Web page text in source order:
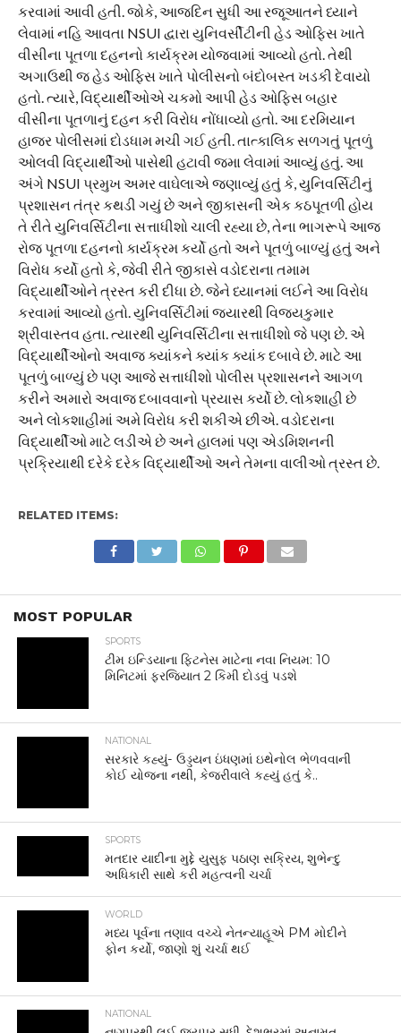
કરવામાં આવી હતી. જોકે, આજદિન સુધી આ રજૂઆતને ધ્યાને
લેવામાં નહિ આવતા NSUI દ્વારા યુનિવર્સીટીની હેડ ઓફિસ ખાતે
વીસીના પૂતળા દહનનો કાર્યક્રમ યોજવામાં આવ્યો હતો. તેથી
અગાઉથી જ હેડ ઓફિસ ખાતે પોલીસનો બંદોબસ્ત ખડકી દેવાયો
હતો. ત્યારે, વિદ્યાર્થીઓએ ચકમો આપી હેડ ઓફિસ બહાર
વીસીના પૂતળાનું દહન કરી વિરોધ નોંધાવ્યો હતો. આ દરમિયાન
હાજર પોલીસમાં દોડધામ મચી ગઈ હતી. તાત્કાલિક સળગતું પૂતળું
ઓલવી વિદ્યાર્થીઓ પાસેથી હટાવી જમા લેવામાં આવ્યું હતું. આ
અંગે NSUI પ્રમુખ અમર વાઘેલાએ જણાવ્યું હતું કે, યુનિવર્સિટીનું
પ્રશાસન તંત્ર કથડી ગયું છે અને જીકાસની એક કઠપૂતળી હોય
તે રીતે યુનિવર્સિટીના સત્તાધીશો ચાલી રહ્યા છે, તેના ભાગરૂપે આજ
રોજ પૂતળા દહનનો કાર્યક્રમ કર્યો હતો અને પૂતળું બાળ્યું હતું અને
વિરોધ કર્યો હતો કે, જેવી રીતે જીકાસે વડોદરાના તમામ
વિદ્યાર્થીઓને ત્રસ્ત કરી દીધા છે. જેને ધ્યાનમાં લઈને આ વિરોધ
કરવામાં આવ્યો હતો. યુનિવર્સિટીમાં જ્યારથી વિજયકુમાર
શ્રીવાસ્તવ હતા. ત્યારથી યુનિવર્સિટીના સત્તાધીશો જે પણ છે. એ
વિદ્યાર્થીઓનો અવાજ ક્યાંકને ક્યાંક ક્યાંક દબાવે છે. માટે આ
પૂતળું બાળ્યું છે પણ આજે સત્તાધીશો પોલીસ પ્રશાસનને આગળ
કરીને અમારો અવાજ દબાવવાનો પ્રયાસ કર્યો છે. લોકશાહી છે
અને લોકશાહીમાં અમે વિરોધ કરી શકીએ છીએ. વડોદરાના
વિદ્યાર્થીઓ માટે લડીએ છે અને હાલમાં પણ એડમિશનની
પ્રક્રિયાથી દરેકે દરેક વિદ્યાર્થીઓ અને તેમના વાલીઓ ત્રસ્ત છે.
RELATED ITEMS:
MOST POPULAR
SPORTS
ટીમ ઇન્ડિયાના ફિટનેસ માટેના નવા નિયમ: 10
મિનિટમાં ફરજિયાત 2 કિમી દોડવું પડશે
NATIONAL
સરકારે કહ્યું- ઉડ્ડયન ઇંધણમાં ઇથેનોલ ભેળવવાની
કોઈ યોજના નથી, કેજરીવાલે કહ્યું હતું કે..
SPORTS
મતદાર યાદીના મુદ્દે યુસુફ પઠાણ સક્રિય, શુભેન્દુ
અધિકારી સાથે કરી મહત્વની ચર્ચા
WORLD
મધ્ય પૂર્વના તણાવ વચ્ચે નેતન્યાહૂએ PM મોદીને
ફોન કર્યો, જાણો શું ચર્ચા થઈ
NATIONAL